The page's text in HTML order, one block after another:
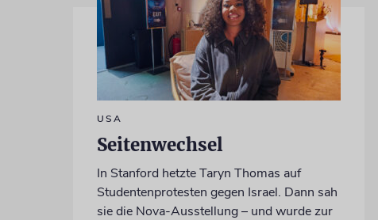
USA
Seitenwechsel
In Stanford hetzte Taryn Thomas auf
Studentenprotesten gegen Israel. Dann sah
sie die Nova-Ausstellung – und wurde zur